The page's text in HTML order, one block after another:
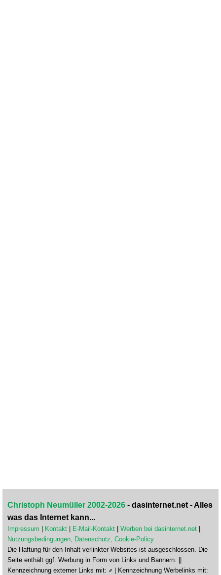
Christoph Neumüller 2002-2026 - dasinternet.net - Alles
was das Internet kann...
Impressum Kontakt E-Mail-Kontakt Werben bei dasinternet.net
Nutzungsbedingungen, Datenschutz, Cookie-Policy
Die Haftung für den Inhalt verlinkter Websites ist ausgeschlossen. Die
Seite enthält ggf. Werbung in Form von Links und Bannern. ||
Kennzeichnung externer Links mit:
| Kennzeichnung Werbelinks mit: